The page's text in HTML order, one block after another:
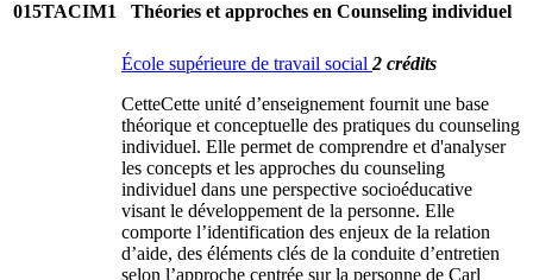
015TACIM1 Théories et approches en Counseling individuel
École supérieure de travail social 2 crédits
CetteCette unité d’enseignement fournit une base
théorique et conceptuelle des pratiques du counseling
individuel. Elle permet de comprendre et d'analyser
les concepts et les approches du counseling
individuel dans une perspective socioéducative
visant le développement de la personne. Elle
comporte l’identification des enjeux de la relation
d’aide, des éléments clés de la conduite d’entretien
selon l’approche centrée sur la personne de Carl